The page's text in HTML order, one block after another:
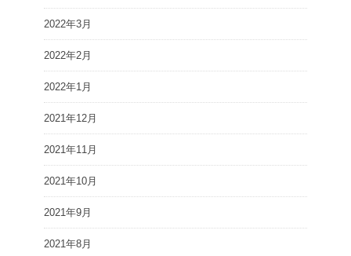
2022年3月
2022年2月
2022年1月
2021年12月
2021年11月
2021年10月
2021年9月
2021年8月